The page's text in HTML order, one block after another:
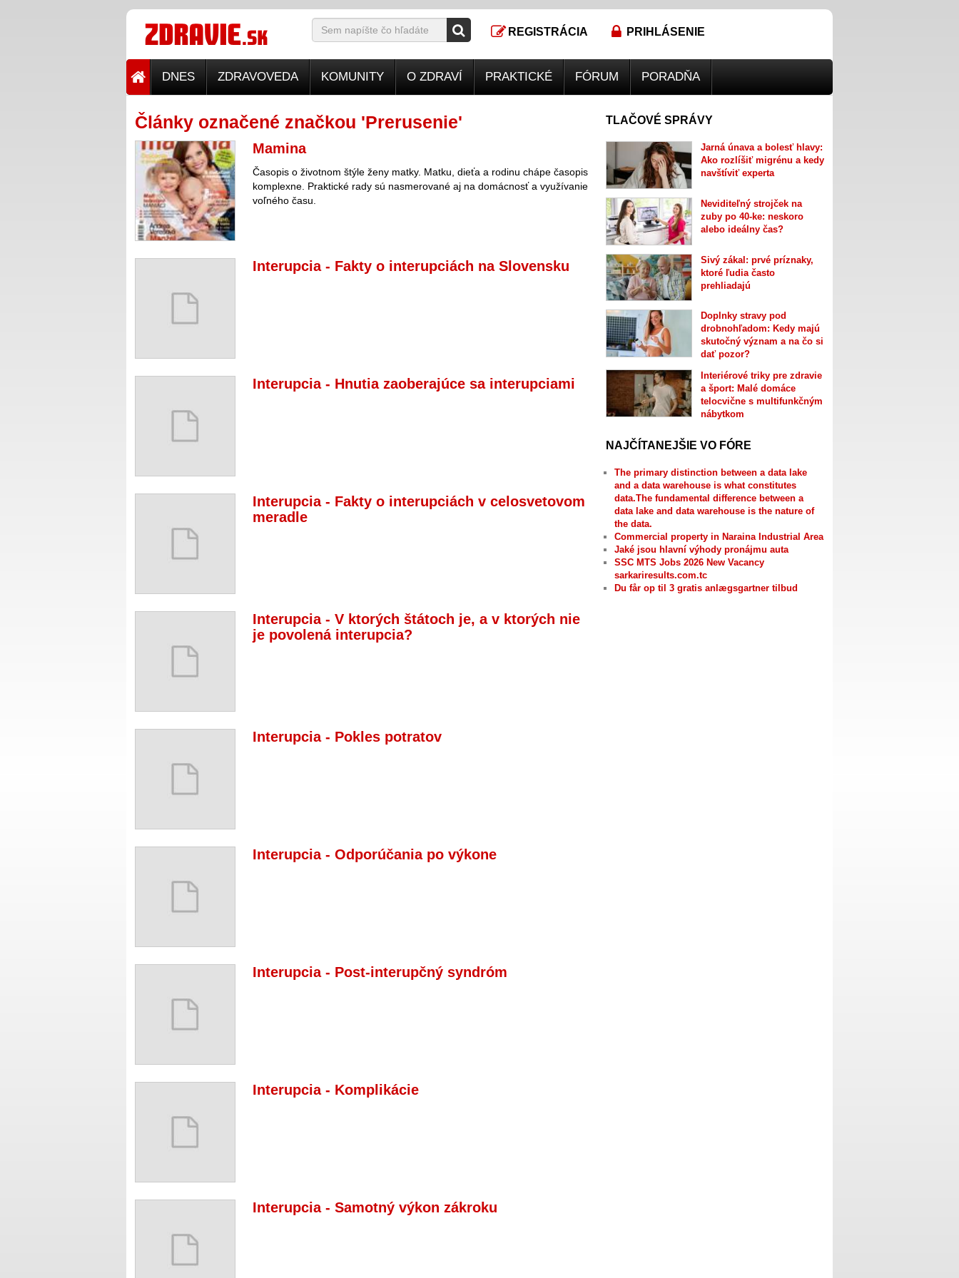
REGISTRÁCIA PRIHLÁSENIE
DNES ZDRAVOVEDA KOMUNITY O ZDRAVÍ PRAKTICKÉ FÓRUM PORADŇA
Články označené značkou 'Prerusenie'
Mamina
Časopis o životnom štýle ženy matky. Matku, dieťa a rodinu chápe časopis
komplexne. Praktické rady sú nasmerované aj na domácnosť a využívanie
voľného času.
Interupcia - Fakty o interupciách na Slovensku
Interupcia - Hnutia zaoberajúce sa interupciami
Interupcia - Fakty o interupciách v celosvetovom
meradle
Interupcia - V ktorých štátoch je, a v ktorých nie
je povolená interupcia?
Interupcia - Pokles potratov
Interupcia - Odporúčania po výkone
Interupcia - Post-interupčný syndróm
Interupcia - Komplikácie
Interupcia - Samotný výkon zákroku
TLAČOVÉ SPRÁVY
Jarná únava a bolesť hlavy:
Ako rozlíšiť migrénu a kedy
navštíviť experta
Neviditeľný strojček na
zuby po 40-ke: neskoro
alebo ideálny čas?
Sivý zákal: prvé príznaky,
ktoré ľudia často
prehliadajú
Doplnky stravy pod
drobnohľadom: Kedy majú
skutočný význam a na čo si
dať pozor?
Interiérové triky pre zdravie
a šport: Malé domáce
telocvične s multifunkčným
nábytkom
NAJČÍTANEJŠIE VO FÓRE
The primary distinction between a data lake
and a data warehouse is what constitutes
data.The fundamental difference between a
data lake and data warehouse is the nature of
the data.
Commercial property in Naraina Industrial Area
Jaké jsou hlavní výhody pronájmu auta
SSC MTS Jobs 2026 New Vacancy
sarkariresults.com.tc
Du får op til 3 gratis anlægsgartner tilbud